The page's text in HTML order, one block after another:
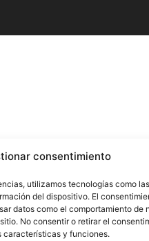
consentimiento
utilizamos tecnologías como
del dispositivo. El
datos como el comportamiento de
No consentir o retirar el
y funciones.